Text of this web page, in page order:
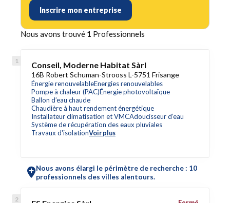
Inscrire mon entreprise
Nous avons trouvé 1 Professionnels
Conseil, Moderne Habitat Sàrl
16B Robert Schuman-Strooss L-5751 Frisange
Énergie renouvelableEnergies renouvelables
Pompe à chaleur (PAC)Énergie photovoltaïque
Ballon d’eau chaude
Chaudière à haut rendement énergétique
Installateur climatisation et VMCAdoucisseur d’eau
Système de récupération des eaux pluviales
Travaux d'isolationVoir plus
Nous avons élargi le périmètre de recherche : 10
professionnels des villes alentours.